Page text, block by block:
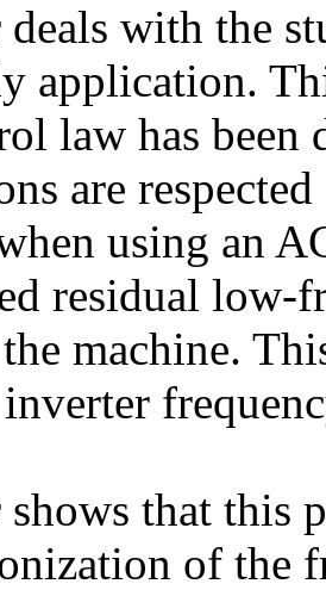
with the
application.
law has been
are
using an
residual low-
machine.
that this
of the